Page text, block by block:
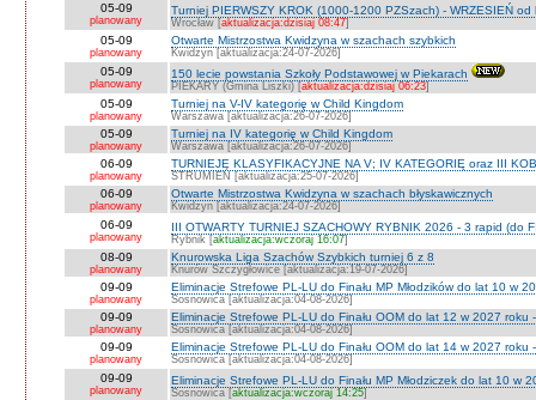
05-09
planowany
Turniej PIERWSZY KROK (1000-1200 PZSzach) - WRZESIEŃ od
Wrocław [aktualizacja:dzisiaj 08:47]
05-09
planowany
Otwarte Mistrzostwa Kwidzyna w szachach szybkich
Kwidzyn [aktualizacja:24-07-2026]
05-09
planowany
150 lecie powstania Szkoły Podstawowej w Piekarach
PIEKARY (Gmina Liszki) [aktualizacja:dzisiaj 06:23]
05-09
planowany
Turniej na V-IV kategorię w Child Kingdom
Warszawa [aktualizacja:26-07-2026]
05-09
planowany
Turniej na IV kategorię w Child Kingdom
Warszawa [aktualizacja:26-07-2026]
06-09
planowany
TURNIEJE KLASYFIKACYJNE NA V; IV KATEGORIĘ oraz III
STRUMIEŃ [aktualizacja:25-07-2026]
06-09
planowany
Otwarte Mistrzostwa Kwidzyna w szachach błyskawicznych
Kwidzyn [aktualizacja:24-07-2026]
06-09
planowany
III OTWARTY TURNIEJ SZACHOWY RYBNIK 2026 - 3 rapid (do
Rybnik [aktualizacja:wczoraj 16:07]
08-09
planowany
Knurowska Liga Szachów Szybkich turniej 6 z 8
Knurów Szczygłowice [aktualizacja:19-07-2026]
09-09
planowany
Eliminacje Strefowe PL-LU do Finału MP Młodzików do lat 10 w
Sosnowica [aktualizacja:04-08-2026]
09-09
planowany
Eliminacje Strefowe PL-LU do Finału OOM do lat 12 w 2027 roku
Sosnowica [aktualizacja:04-08-2026]
09-09
planowany
Eliminacje Strefowe PL-LU do Finału OOM do lat 14 w 2027 roku
Sosnowica [aktualizacja:04-08-2026]
09-09
planowany
Eliminacje Strefowe PL-LU do Finału MP Młodziczek do lat 10 w
Sosnowica [aktualizacja:wczoraj 14:25]